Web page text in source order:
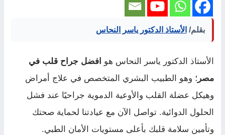
بقلم/ الأستاذ الدكتور ياسر النحاس
الأستاذ الدكتور ياسر النحاس هو افضل جراح قلب في
مصر؛ وهو الطبيب البشري المتخصص في علاج أمراض
وهيكل عضلة القلب والأوعية الدموية جراحيًا عند فشل
الحلول الدوائية. تواصل الآن مع عيادتنا لحماية صحتك
وتأمين سلامة قلبك بأعلى مستويات الأمان الطبي.